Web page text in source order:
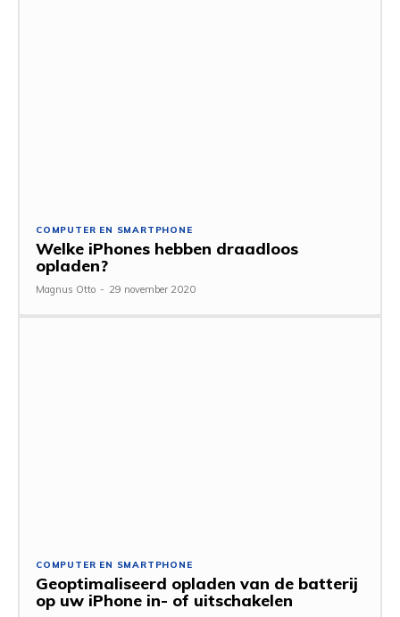
COMPUTER EN SMARTPHONE
Welke iPhones hebben draadloos
opladen?
Magnus Otto - 29 november 2020
COMPUTER EN SMARTPHONE
Geoptimaliseerd opladen van de batterij
op uw iPhone in- of uitschakelen